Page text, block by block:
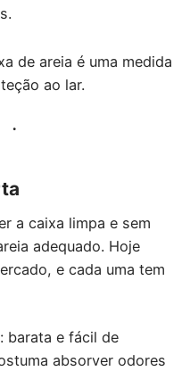
de areia é uma medida
ao lar.
a caixa limpa e sem
adequado. Hoje
e cada uma tem
: barata e fácil de
absorver odores